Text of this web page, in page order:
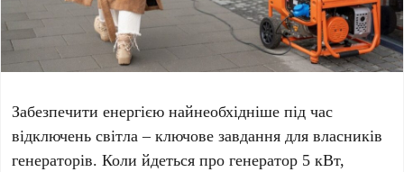
Забезпечити енергією найнеобхідніше під час
відключень світла – ключове завдання для власників
генераторів. Коли йдеться прогенератор 5 кВт,